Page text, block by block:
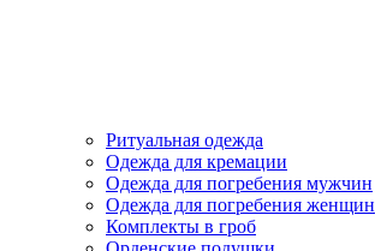
Ритуальная одежда
Одежда для кремации
Одежда для погребения мужчин
Одежда для погребения женщин
Комплекты в гроб